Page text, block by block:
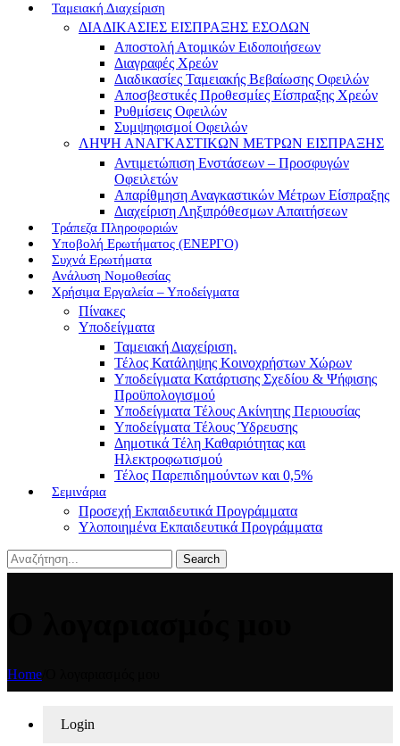
Ταμειακή Διαχείριση
ΔΙΑΔΙΚΑΣΙΕΣ ΕΙΣΠΡΑΞΗΣ ΕΣΟΔΩΝ
Αποστολή Ατομικών Ειδοποιήσεων
Διαγραφές Χρεών
Διαδικασίες Ταμειακής Βεβαίωσης Οφειλών
Αποσβεστικές Προθεσμίες Είσπραξης Χρεών
Ρυθμίσεις Οφειλών
Συμψηφισμοί Οφειλών
ΛΗΨΗ ΑΝΑΓΚΑΣΤΙΚΩΝ ΜΕΤΡΩΝ ΕΙΣΠΡΑΞΗΣ
Αντιμετώπιση Ενστάσεων – Προσφυγών
Οφειλετών
Απαρίθμηση Αναγκαστικών Μέτρων Είσπραξης
Διαχείριση Ληξιπρόθεσμων Απαιτήσεων
Τράπεζα Πληροφοριών
Υποβολή Ερωτήματος (ΕΝΕΡΓΟ)
Συχνά Ερωτήματα
Ανάλυση Νομοθεσίας
Χρήσιμα Εργαλεία – Υποδείγματα
Πίνακες
Υποδείγματα
Ταμειακή Διαχείριση.
Τέλος Κατάληψης Κοινοχρήστων Χώρων
Υποδείγματα Κατάρτισης Σχεδίου & Ψήφισης
Προϋπολογισμού
Υποδείγματα Τέλους Ακίνητης Περιουσίας
Υποδείγματα Τέλους Ύδρευσης
Δημοτικά Τέλη Καθαριότητας και
Ηλεκτροφωτισμού
Τέλος Παρεπιδημούντων και 0,5%
Σεμινάρια
Προσεχή Εκπαιδευτικά Προγράμματα
Υλοποιημένα Εκπαιδευτικά Προγράμματα
Search
Home
Login